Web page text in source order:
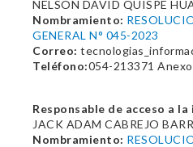
NELSON DAVID QUISPE
Nombramiento:
GENERAL N° 045-2023
Correo:
Teléfono:054-213371 Anexo
Responsable de acceso a
JACK ADAM CABREJO
Nombramiento: